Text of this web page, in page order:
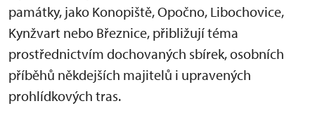
památky, jako Konopiště, Opočno, Libochovice,
Kynžvart nebo Březnice, přibližují téma
prostřednictvím dochovaných sbírek, osobních
příběhů někdejších majitelů i upravených
prohlídkových tras.